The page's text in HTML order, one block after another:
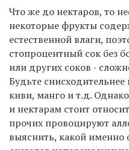
Что же до нектаров, то
некоторые фрукты
естественной влаги,
стопроцентный сок без
или других соков -
Будьте снисходительнее
киви, манго и т.д.
и нектарам стоит
прочих провоцируют
выяснить, какой именно